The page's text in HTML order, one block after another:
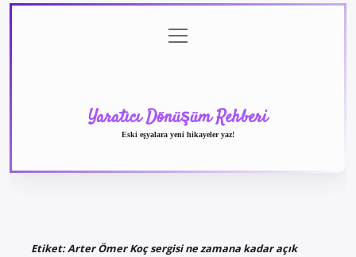
menüyü
aç
Yaratıcı Dönüşüm Rehberi
Eski eşyalara yeni hikayeler yaz!
Etiket:Arter Ömer Koç sergisi ne zamana kadar açık